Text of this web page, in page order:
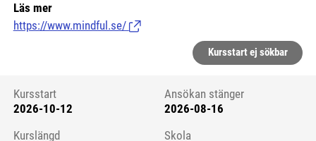
Läs mer
https://www.mindful.se/ (Länk till extern sida.)
Kursstart ej sökbar
Kursstart 6254343
Kursstart
2026-10-12
Ansökan stänger
2026-08-16
Kurslängd Skola